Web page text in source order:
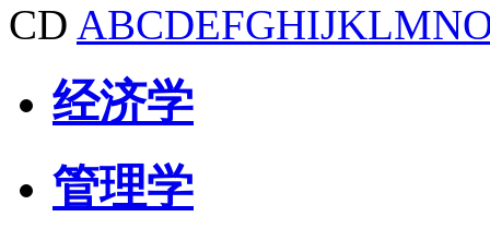
CD ABCDEFGHIJKLMN
经济学
管理学